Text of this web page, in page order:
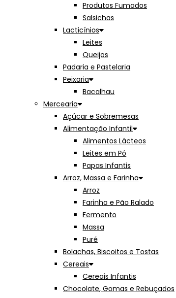
Produtos Fumados
Salsichas
Lacticínios
Leites
Queijos
Padaria e Pastelaria
Peixaria
Bacalhau
Mercearia
Açúcar e Sobremesas
Alimentação Infantil
Alimentos Lácteos
Leites em Pó
Papas Infantis
Arroz, Massa e Farinha
Arroz
Farinha e Pão Ralado
Fermento
Massa
Puré
Bolachas, Biscoitos e Tostas
Cereais
Cereais Infantis
Chocolate, Gomas e Rebuçados